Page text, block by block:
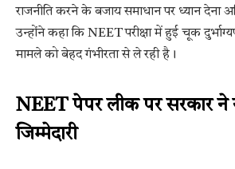
राजनीति करने के बजाय समाधान पर ध्यान
उन्होंने कहा कि NEET परीक्षा में हुई चूक
मामले को बेहद गंभीरता से ले रही है।
NEET पेपर लीक पर सरकार ने
जिम्मेदारी